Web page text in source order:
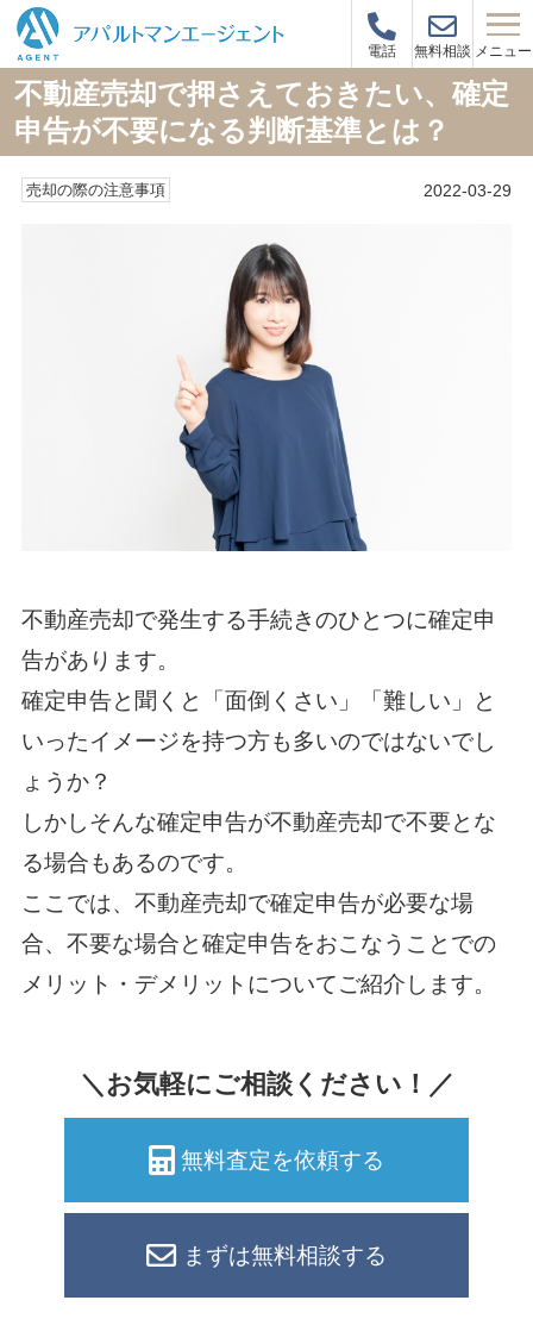
電話 無料相談 メニュー
不動産売却で押さえておきたい、確定
申告が不要になる判断基準とは？
売却の際の注意事項 2022-03-29
不動産売却で発生する手続きのひとつに確定申
告があります。
確定申告と聞くと「面倒くさい」「難しい」と
いったイメージを持つ方も多いのではないでし
ょうか？
しかしそんな確定申告が不動産売却で不要とな
る場合もあるのです。
ここでは、不動産売却で確定申告が必要な場
合、不要な場合と確定申告をおこなうことでの
メリット・デメリットについてご紹介します。
＼お気軽にご相談ください！／
無料査定を依頼する
まずは無料相談する